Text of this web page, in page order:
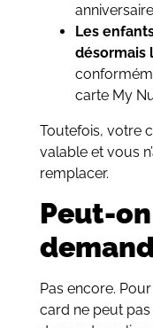
Les
désormais
carte My
Toutefois, votre
valable et vous
remplacer.
Peut-
Pas encore.
card ne peut